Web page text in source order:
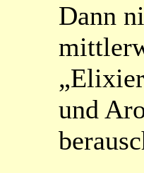
Dann
und